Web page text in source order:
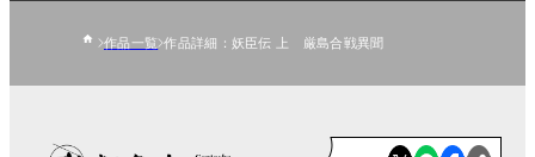
作品一覧 作品詳細：妖臣伝 上 厳島合戦異聞